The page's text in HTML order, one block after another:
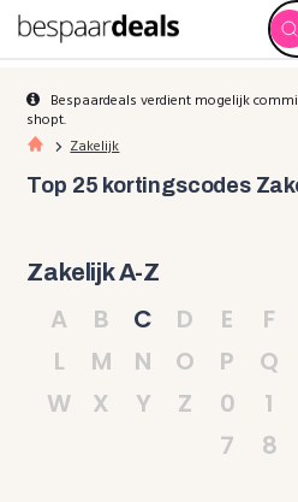
Bespaardeals verdient mogelijk
shopt.
Zakelijk
Top 25 kortingscodes
Zakelijk A-Z
A B C D E F
L
M N O P Q
W
X Y Z 0 1
7
8